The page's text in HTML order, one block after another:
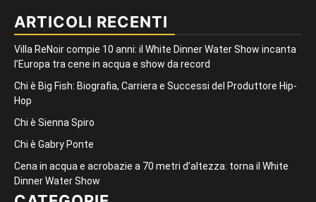
ARTICOLI RECENTI
Villa ReNoir compie 10 anni: il White Dinner Water Show incanta
l’Europa tra cene in acqua e show da record
Chi è Big Fish: Biografia, Carriera e Successi del Produttore Hip-
Hop
Chi è Sienna Spiro
Chi è Gabry Ponte
Cena in acqua e acrobazie a 70 metri d’altezza: torna il White
Dinner Water Show